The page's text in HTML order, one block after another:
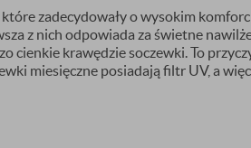
zadecydowały o wysokim
z nich odpowiada za świetne
cienkie krawędzie soczewki. To
miesięczne posiadają filtr UV, a więc